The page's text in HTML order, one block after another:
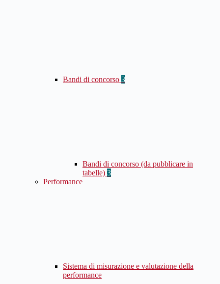
Bandi di concorso 3
Bandi di concorso (da pubblicare in
tabelle) 3
Performance
Sistema di misurazione e valutazione della
performance